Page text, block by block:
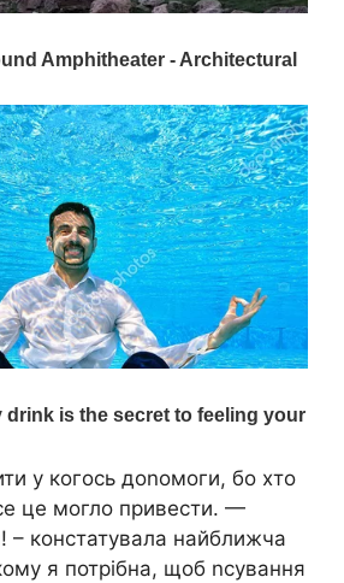
у когось доnомоги, бо хто
це могло привести. —
– констатувала найближча
я потрібна, щоб nсування